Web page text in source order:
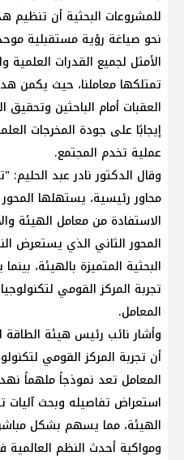
للمشروعات البحثية أن
نحو صياغة رؤية مستقبلية
الأمثل لجميع القدرات العلمية
تمتلكها معاملنا، حيث يكمن
العقبات أمام الباحثين
إيجابًا على جودة المخرجات
عملية تخدم المجتمع.
وقال الدكتور نادر عبد الحليم:
محاور رئيسية، يستهلها المحور
الاستفادة من معامل الهيئة
المحور الثاني الذي يستعرض
البحثية المتميزة بالهيئة،
تجربة المركز القومي
المعامل.
وأشار نائب رئيس هيئة الطاقة
أن تجربة المركز القومي
المعامل تعد نموذجاً ملهماً
استعراض تفاصيله وبحث
الهيئة، مما يسهم بشكل مباشر
ومواكبة أحدث النظم